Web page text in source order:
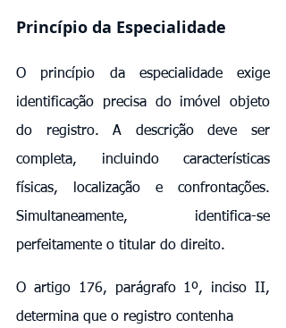
Princípio da Especialidade
O princípio da especialidade exige
identificação precisa do imóvel objeto
do registro. A descrição deve ser
completa, incluindo características
físicas, localização e confrontações.
Simultaneamente, identifica-se
perfeitamente o titular do direito.
O artigo 176, parágrafo 1º, inciso II,
determina que o registro contenha